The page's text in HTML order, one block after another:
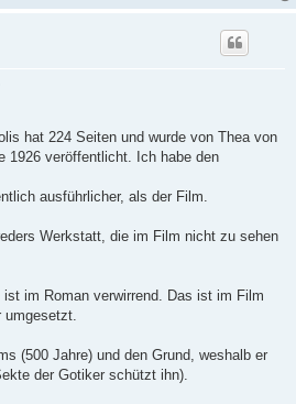
hat 224 Seiten und wurde von Thea von
1926 veröffentlicht. Ich habe den
ausführlicher, als der Film.
Werkstatt, die im Film nicht zu sehen
im Roman verwirrend. Das ist im Film
(500 Jahre) und den Grund, weshalb er
der Gotiker schützt ihn).